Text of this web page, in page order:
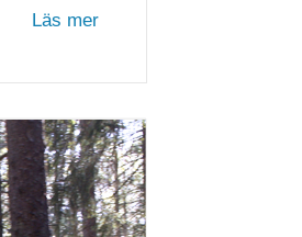
Läs mer